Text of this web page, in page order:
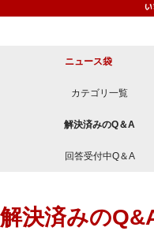
ニュース袋
カテゴリ一覧
解決済みのQ＆A
回答受付中Q＆A
解決済みの